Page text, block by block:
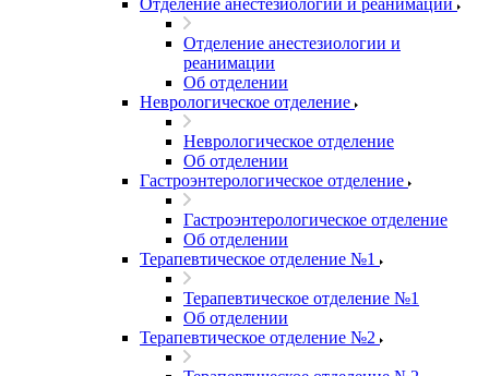
Отделение анестезиологии и реанимации
Отделение анестезиологии и
реанимации
Об отделении
Неврологическое отделение
Неврологическое отделение
Об отделении
Гастроэнтерологическое отделение
Гастроэнтерологическое отделение
Об отделении
Терапевтическое отделение №1
Терапевтическое отделение №1
Об отделении
Терапевтическое отделение №2